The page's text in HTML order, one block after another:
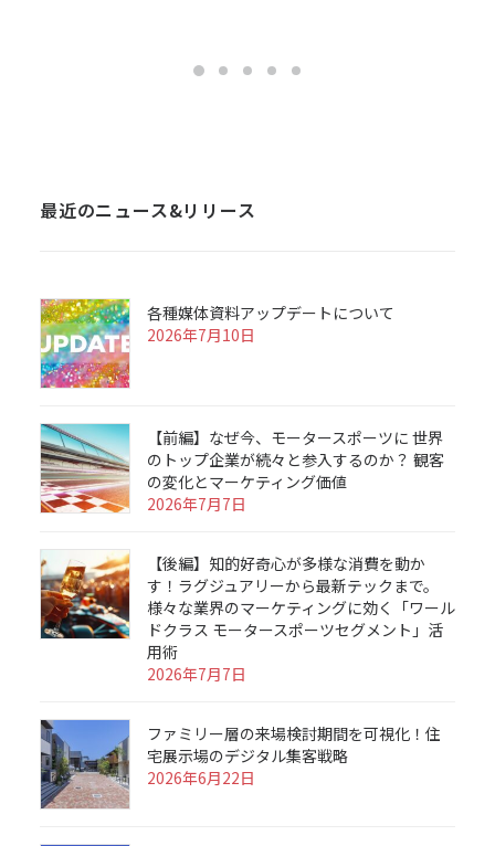
最近のニュース&リリース
各種媒体資料アップデートについて
2026年7月10日
【前編】なぜ今、モータースポーツに 世界
のトップ企業が続々と参入するのか？ 観客
の変化とマーケティング価値
2026年7月7日
【後編】知的好奇心が多様な消費を動か
す！ラグジュアリーから最新テックまで。
様々な業界のマーケティングに効く「ワール
ドクラス モータースポーツセグメント」活
用術
2026年7月7日
ファミリー層の来場検討期間を可視化！住
宅展示場のデジタル集客戦略
2026年6月22日